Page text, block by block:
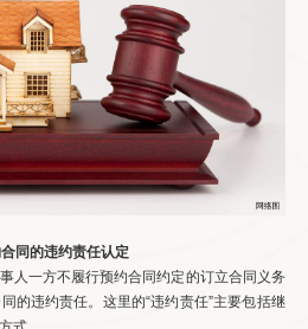
同的违约责任认定
人一方不履行预约合同约定的订立合同义务
的违约责任。这里的“违约责任”主要包括继